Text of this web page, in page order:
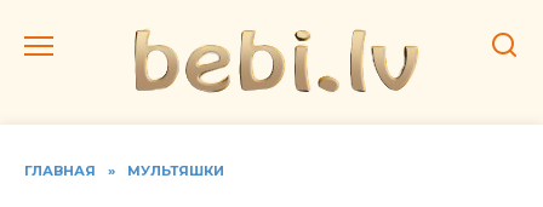
ГЛАВНАЯ » МУЛЬТЯШКИ